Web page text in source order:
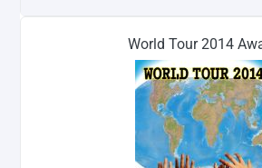
World Tour 2014